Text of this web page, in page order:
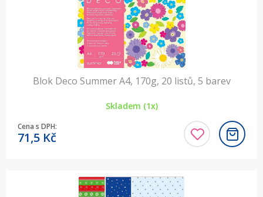
Blok Deco Summer A4, 170g, 20 listů, 5 barev
Skladem (1x)
Cena s DPH:
71,5 Kč